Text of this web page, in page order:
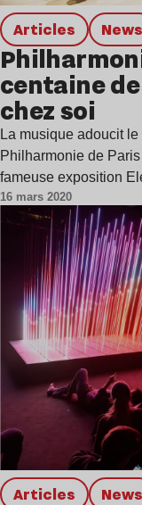
Articles news
centaine
chez soi
La musique adoucit
Philharmonie de
fameuse exposition
16 mars 2020
Articles news